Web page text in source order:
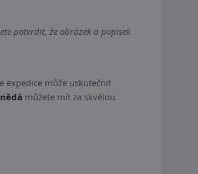
potvrdit, že obrázek a popisek
expedice může uskutečnit
můžete mít za skvělou